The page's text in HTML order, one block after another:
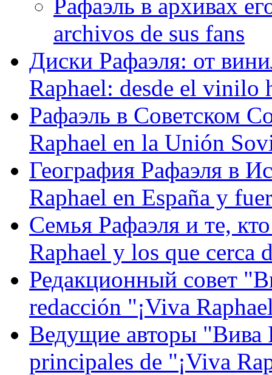
Рафаэль в архивах
archivos de sus fans
Диски Рафаэля: от
Raphael: desde el vinilo
Рафаэль в Советском
Raphael en la Unión
География Рафаэля в
Raphael en España y
Семья Рафаэля и те,
Raphael y los que cerca
Редакционный совет
redacción "¡Viva
Ведущие авторы "Вива
principales de "¡Viva